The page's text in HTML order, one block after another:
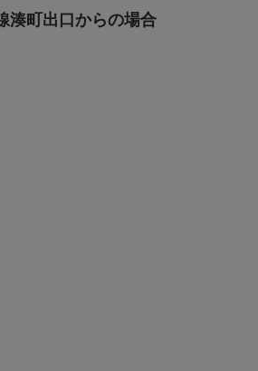
湊町出口からの場合